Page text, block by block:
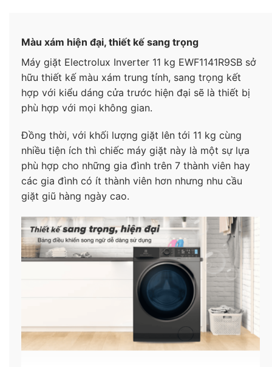
Màu xám hiện đại, thiết kế sang trọng
Máy giặt Electrolux Inverter 11 kg EWF1141R9SB sở
hữu thiết kế màu xám trung tính, sang trọng kết
hợp với kiểu dáng cửa trước hiện đại sẽ là thiết bị
phù hợp với mọi không gian.
Đồng thời, với khối lượng giặt lên tới 11 kg cùng
nhiều tiện ích thì chiếc máy giặt này là một sự lựa
phù hợp cho những gia đình trên 7 thành viên hay
các gia đình có ít thành viên hơn nhưng nhu cầu
giặt giũ hàng ngày cao.